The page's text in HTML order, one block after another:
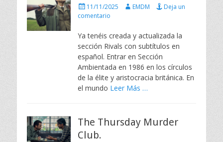
P
u
l
c
a
d
o
e
11/11/2025
A
o
EMDM
Deja un
comentario
Ya tenéis creada y actualizada la
sección Rivals con subtítulos en
español. Entrar en Sección
Ambientada en 1986 en los círculos
de la élite y aristocracia británica. En
el mundo Leer Más …
The Thursday Murder
Club.